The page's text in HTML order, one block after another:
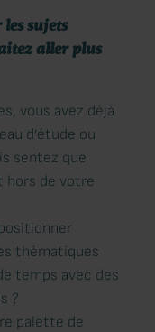
sujets
aller plus
vous avez déjà
d’étude ou
sentez que
hors de votre
thématiques
temps avec des
?
palette de